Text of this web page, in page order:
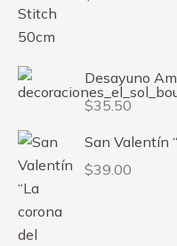
Desayuno
$35.50
San Valentín
$39.00